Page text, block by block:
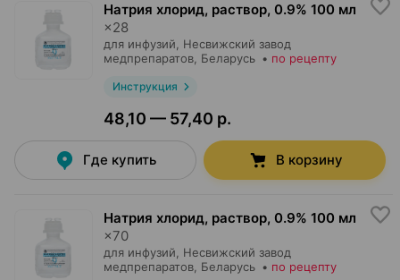
Натрия хлорид, раствор, 0.9% 100 мл
×28
для инфузий, Несвижский завод
медпрепаратов, Беларусь • по рецепту
Инструкция
48,10 — 57,40 р.
Где купить В корзину
Натрия хлорид, раствор, 0.9% 100 мл
×70
для инфузий, Несвижский завод
медпрепаратов, Беларусь • по рецепту